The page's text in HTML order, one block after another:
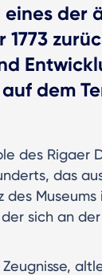
der
dem
des Rigaer
das
sich an